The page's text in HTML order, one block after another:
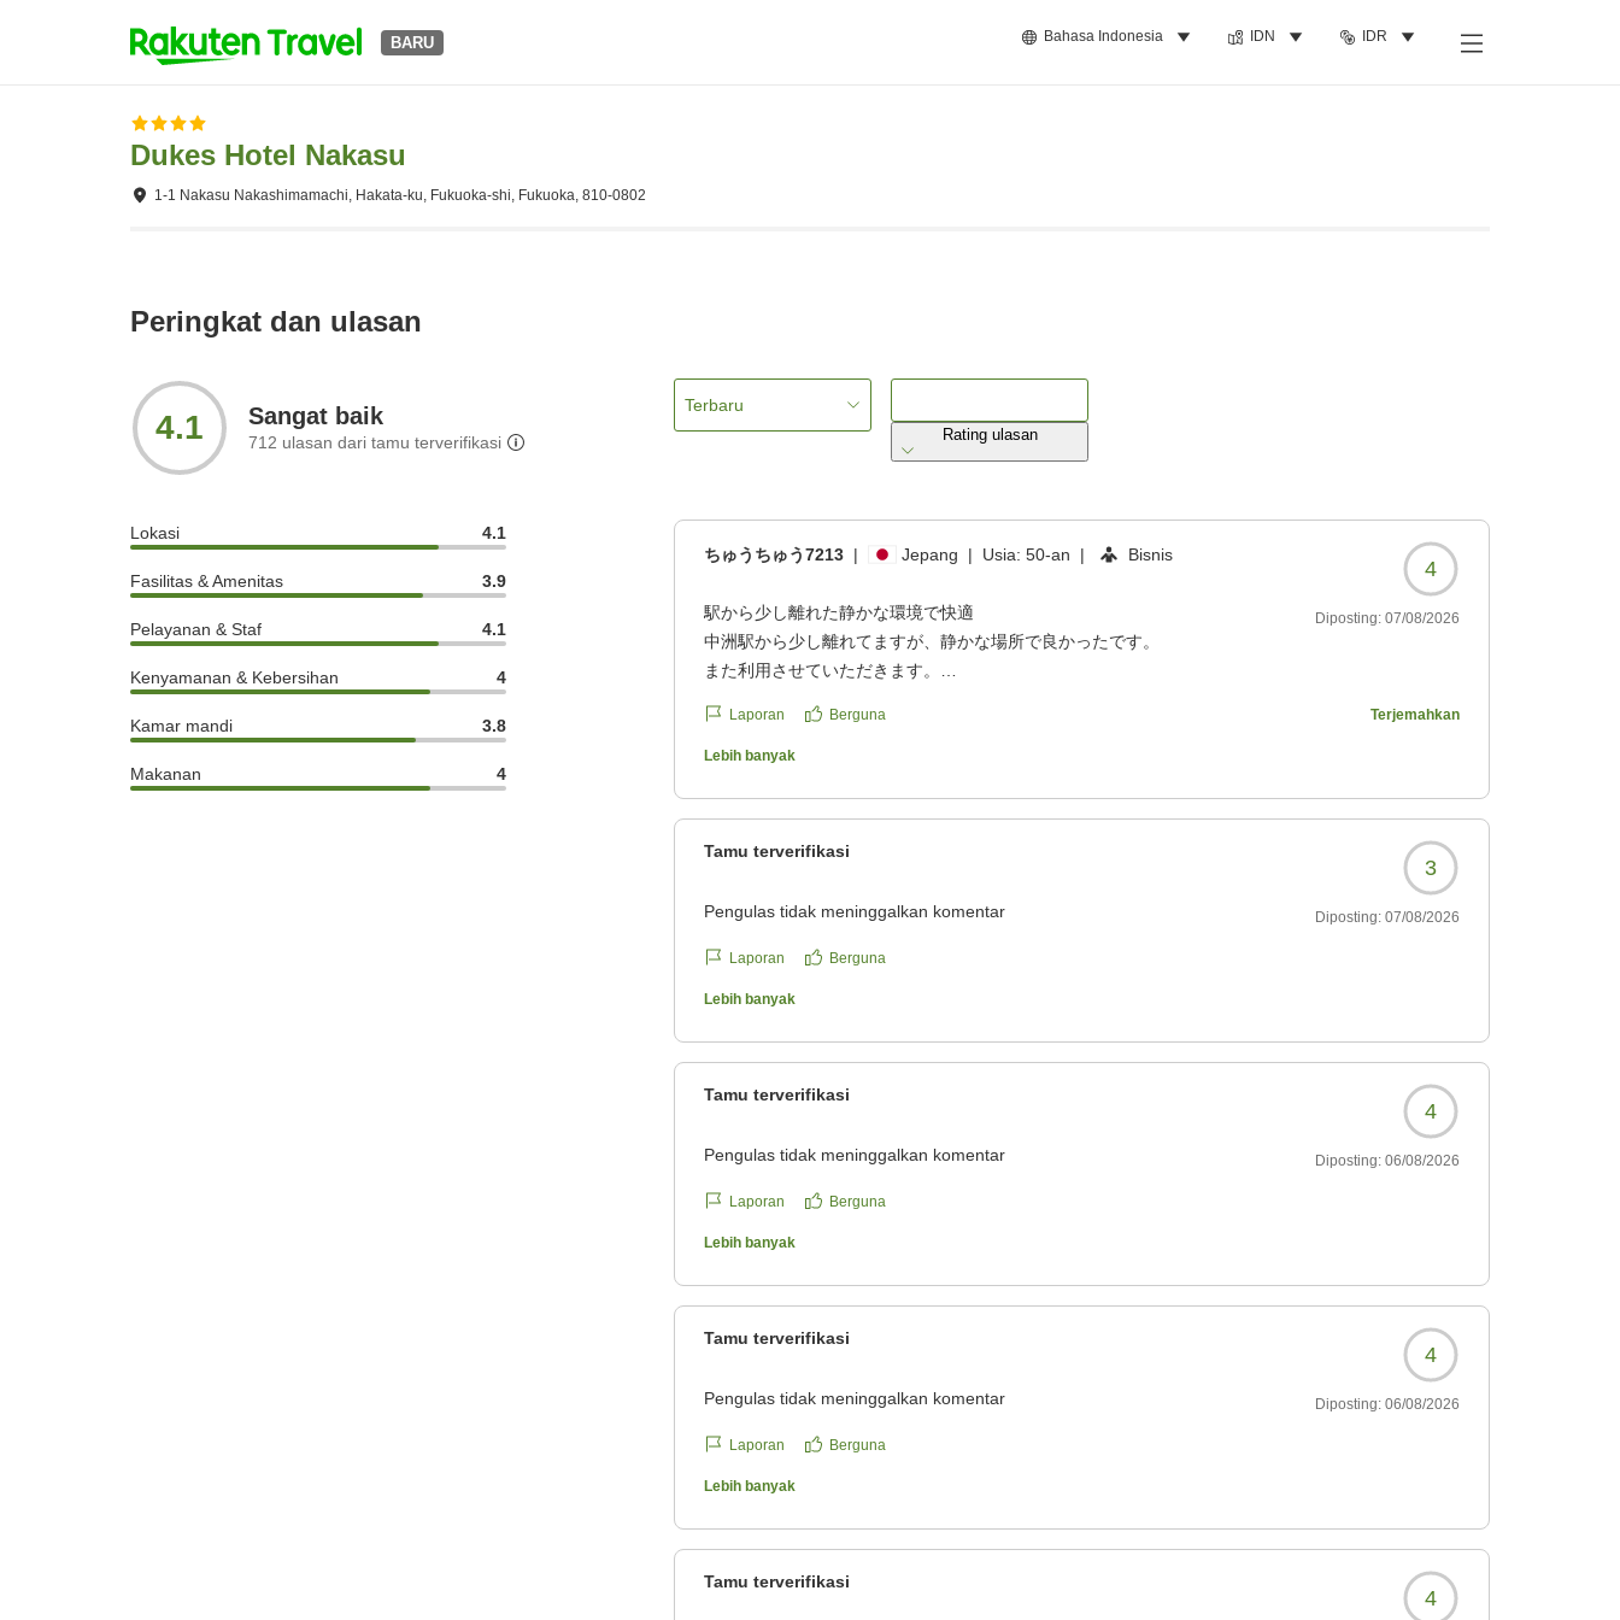
BARU Bahasa Indonesia IDN IDR
Dukes Hotel Nakasu
1-1 Nakasu Nakashimamachi, Hakata-ku, Fukuoka-shi, Fukuoka, 810-0802
Peringkat dan ulasan
4.1 Sangat baik
712 ulasan dari tamu terverifikasi
Lokasi 4.1
Fasilitas & Amenitas 3.9
Pelayanan & Staf 4.1
Kenyamanan & Kebersihan 4
Kamar mandi 3.8
Makanan 4
Terbaru
Rating ulasan
ちゅうちゅう7213 | Jepang | Usia:50-an | Bisnis
4
駅から少し離れた静かな環境で快適
中洲駅から少し離れてますが、静かな場所で良かったです。
また利用させていただきます。
https://review.travel.rakuten.co.jp/hotel/voice/8288?
reviewId=33123478529035
Diposting: 07/08/2026
Laporan Berguna Terjemahkan
Lebih banyak
Tamu terverifikasi
3
Pengulas tidak meninggalkan komentar Diposting: 07/08/2026
Laporan Berguna
Lebih banyak
Tamu terverifikasi
4
Pengulas tidak meninggalkan komentar Diposting: 06/08/2026
Laporan Berguna
Lebih banyak
Tamu terverifikasi
4
Pengulas tidak meninggalkan komentar Diposting: 06/08/2026
Laporan Berguna
Lebih banyak
Tamu terverifikasi
4